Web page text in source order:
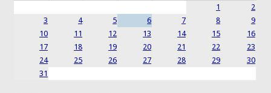
1
2
3
4 5 6 7 8
9
10
11 12 13 14 15
16
17
18 19 20 21 22
23
24
25 26 27 28 29
30
31